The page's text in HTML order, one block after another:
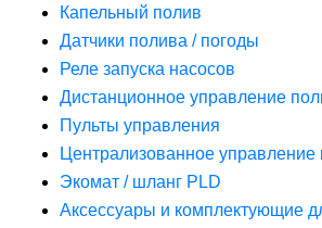
Капельный полив
Датчики полива / погоды
Реле запуска насосов
Дистанционное управление
Пульты управления
Централизованное управление
Экомат / шланг PLD
Аксессуары и комплектующие